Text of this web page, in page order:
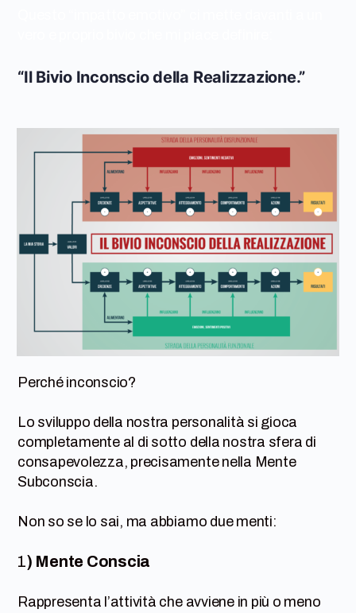
“Il Bivio Inconscio della Realizzazione.”
Perché inconscio?
Lo sviluppo della nostra personalità si gioca
completamente al di sotto della nostra sfera di
consapevolezza, precisamente nella Mente
Subconscia.
Non so se lo sai, ma abbiamo due menti:
1) Mente Conscia
Rappresenta l’attività che avviene in più o meno